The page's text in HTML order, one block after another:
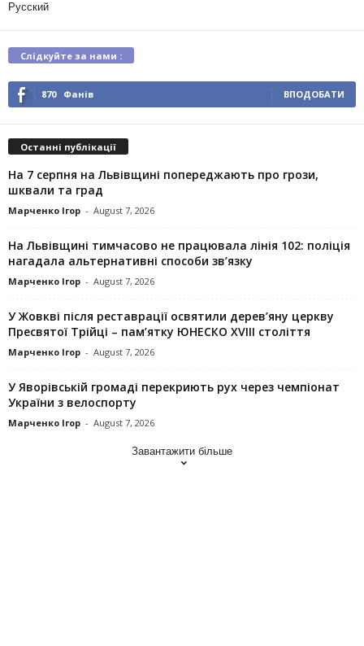
Русский
Слідкуйте за нами :
870 Фанів ВПОДОБАТИ
Останні публікації
На 7 серпня на Львівщині попереджають про грози,
шквали та град
Марченко Ігор - August 7, 2026
На Львівщині тимчасово не працювала лінія 102: поліція
нагадала альтернативні способи зв’язку
Марченко Ігор - August 7, 2026
У Жовкві після реставрації освятили дерев’яну церкву
Пресвятої Трійці – пам’ятку ЮНЕСКО XVIII століття
Марченко Ігор - August 7, 2026
У Яворівській громаді перекриють рух через чемпіонат
України з велоспорту
Марченко Ігор - August 7, 2026
Завантажити більше